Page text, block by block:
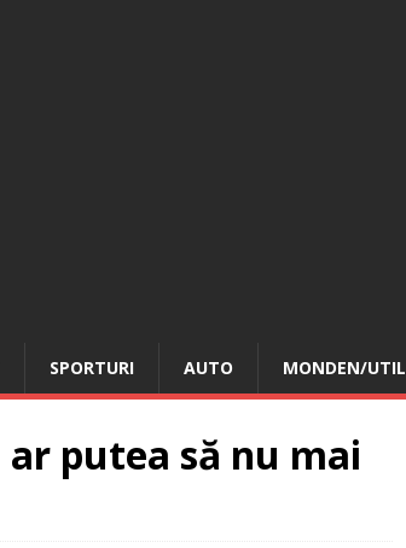
SPORTURI AUTO MONDEN/UTIL
putea să nu mai